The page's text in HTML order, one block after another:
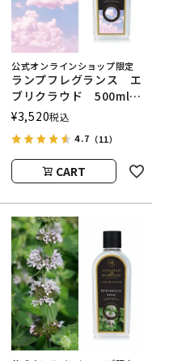
公式オンラインショップ限定
ランプフレグランス エ
ブリクラウド 500ml
フレグランスランプ用オ
イル
ASHLEIGH&BURWOOD
（アシュレイアンドバー
ウッド）
¥3,520税込
4.7 （11）
CART